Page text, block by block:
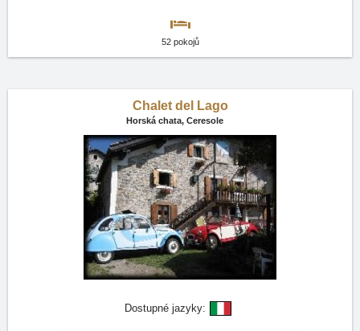
52 pokojů
Chalet del Lago
Horská chata, Ceresole
Dostupné jazyky: